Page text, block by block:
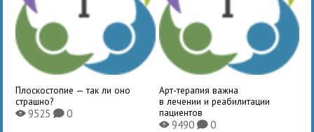
Плоскостопие — так ли оно
страшно?
X9525K0
Арт-терапия важна
в лечении и реабилитации
пациентов
X9490 K0